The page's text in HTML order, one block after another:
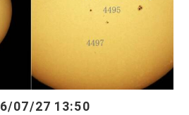
07/27 13:50